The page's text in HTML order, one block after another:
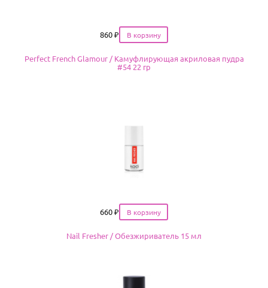
Цена
860 ₽
Perfect French Glamour / Камуфлирующая акриловая пудра
#54 22 гр
Цена
660 ₽
Nail Fresher / Обезжириватель 15 мл